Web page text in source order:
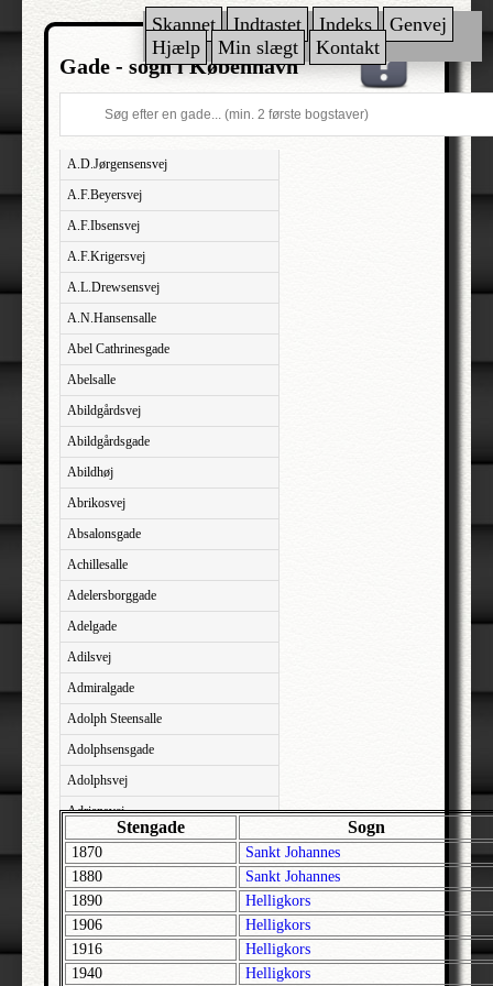
Skannet Indtastet Indeks
Genvej
Hjælp
Min slægt Kontakt
Gade - sogn i København
A.D.Jørgensensvej
A.F.Beyersvej
A.F.Ibsensvej
A.F.Krigersvej
A.L.Drewsensvej
A.N.Hansensalle
Abel Cathrinesgade
Abelsalle
Abildgårdsvej
Abildgårdsgade
Abildhøj
Abrikosvej
Absalonsgade
Achillesalle
Adelersborggade
Adelgade
Adilsvej
Admiralgade
Adolph Steensalle
Adolphsensgade
Adolphsvej
Adriansvej
Aftenbakken
Agavevej
Agerlandsvej
Agermosen
Agerskovvej
Stengade Sogn
1870
Sankt Johannes
1880
Sankt Johannes
1890
Helligkors
1906
Helligkors
1916
Helligkors
1940
Helligkors